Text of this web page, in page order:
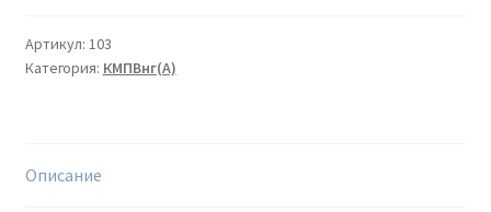
Артикул: 103
Категория: КМПВнг(А)
Описание